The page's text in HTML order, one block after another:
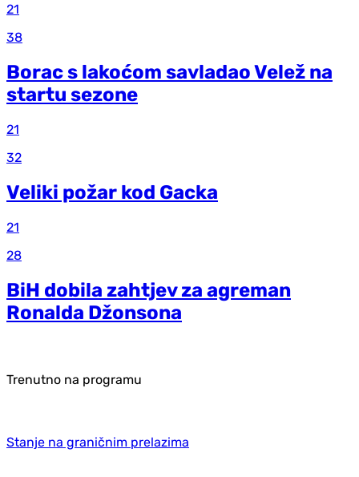
21
38
Borac s lakoćom savladao Velež na
startu sezone
21
32
Veliki požar kod Gacka
21
28
BiH dobila zahtjev za agreman
Ronalda Džonsona
Trenutno na programu
Stanje na graničnim prelazima